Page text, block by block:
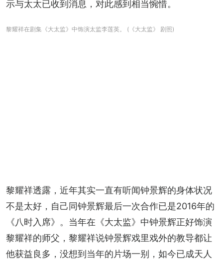
示与太太已收到消息，对此感到相当惋惜。
黎耀祥在剧集《大太监》中饰演太监李莲英。 (《大太监》 剧照)
黎耀祥透露，近年其实一直有听闻钟景辉的身体状况
不是太好，自己同钟景辉最后一次合作已是2016年的
《八时入席》。当年在《大太监》中钟景辉正好饰演
黎耀祥的师父，黎耀祥说钟景辉戏里戏外的教导都让
他获益良多，没想到当年的片场一别，如今已成天人